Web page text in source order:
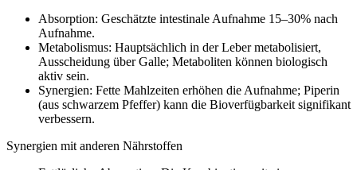
Absorption: Geschätzte intestinale Aufnahme 15–30% nach
Aufnahme.
Metabolismus: Hauptsächlich in der Leber metabolisiert,
Ausscheidung über Galle; Metaboliten können biologisch
aktiv sein.
Synergien: Fette Mahlzeiten erhöhen die Aufnahme; Piperin
(aus schwarzem Pfeffer) kann die Bioverfügbarkeit signifikant
verbessern.
Synergien mit anderen Nährstoffen